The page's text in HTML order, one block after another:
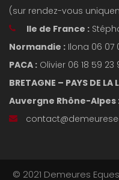
(sur rendez-vous
Ile de France :
Normandie : Ilona 06 07
PACA : Olivier 06 18 59 23
BRETAGNE – PAYS DE LA
Auvergne Rhône-Alpes
© 2021 Demeures